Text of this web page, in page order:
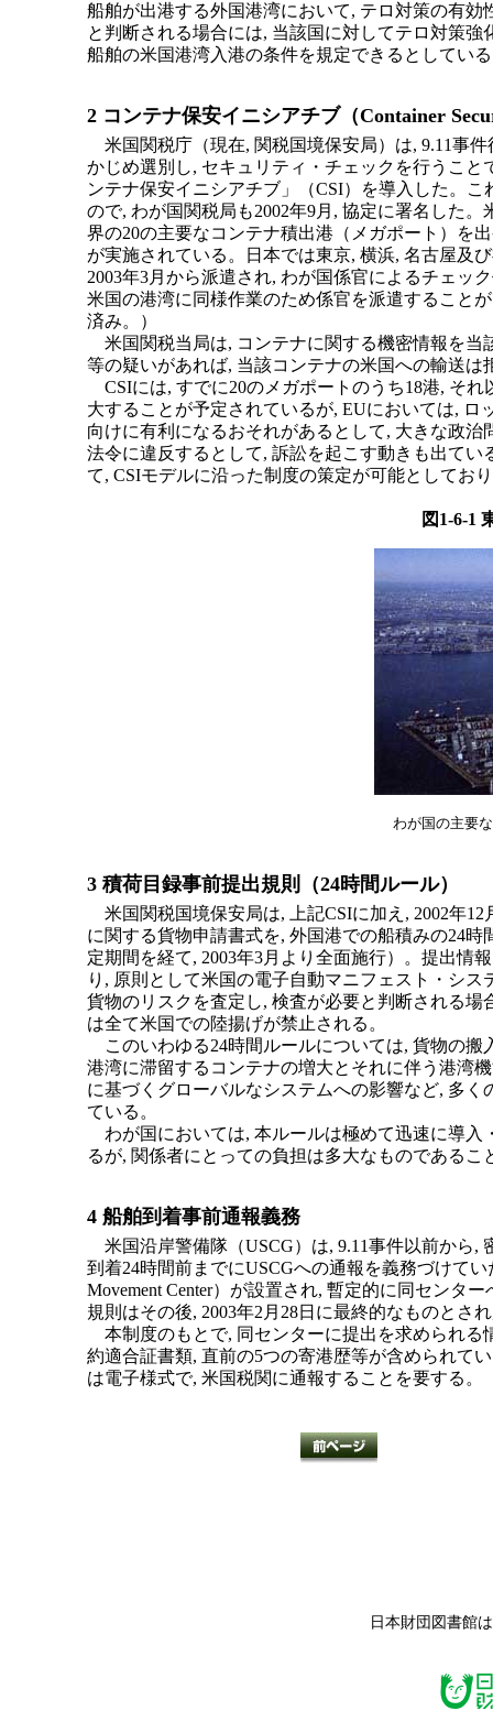
船舶が出港する外国港湾において, テロ対策の有
と判断される場合には, 当該国に対してテロ対策
船舶の米国港湾入港の条件を規定できるとしてい
2 コンテナ保安イニシアチブ（Container
米国関税庁（現在, 関税国境保安局）は, 9.11事
かじめ選別し, セキュリティ・チェックを行うこ
ンテナ保安イニシアチブ」（CSI）を導入した。
ので, わが国関税局も2002年9月, 協定に署名した
界の20の主要なコンテナ積出港（メガポート）を
が実施されている。日本では東京, 横浜, 名古屋及
2003年3月から派遣され, わが国係官によるチェッ
米国の港湾に同様作業のため係官を派遣すること
済み。）
米国関税当局は, コンテナに関する機密情報を当
等の疑いがあれば, 当該コンテナの米国への輸送
CSIには, すでに20のメガポートのうち18港, そ
大することが予定されているが, EUにおいては,
向けに有利になるおそれがあるとして, 大きな政
法令に違反するとして, 訴訟を起こす動きも出て
て, CSIモデルに沿った制度の策定が可能としてお
図1-6-1
わが国の主要
3 積荷目録事前提出規則（24時間ルール）
米国関税国境保安局は, 上記CSIに加え, 2002年
に関する貨物申請書式を, 外国港での船積みの24
定期間を経て, 2003年3月より全面施行）。提出情
り, 原則として米国の電子自動マニフェスト・シ
貨物のリスクを査定し, 検査が必要と判断される
は全て米国での陸揚げが禁止される。
このいわゆる24時間ルールについては, 貨物の搬
港湾に滞留するコンテナの増大とそれに伴う港湾
に基づくグローバルなシステムへの影響など, 多
ている。
わが国においては, 本ルールは極めて迅速に導入
るが, 関係者にとっての負担は多大なものであるこ
4 船舶到着事前通報義務
米国沿岸警備隊（USCG）は, 9.11事件以前から,
到着24時間前までにUSCGへの通報を義務づけて
Movement Center）が設置され, 暫定的に同センタ
規則はその後, 2003年2月28日に最終的なものとさ
本制度のもとで, 同センターに提出を求められる
約適合証書類, 直前の5つの寄港歴等が含められて
は電子様式で, 米国税関に通報することを要する。
日本財団図書館